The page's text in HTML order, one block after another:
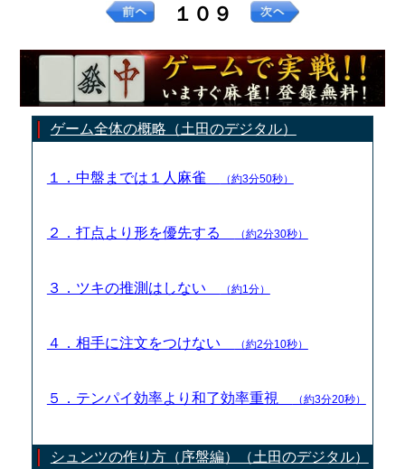
１０９
ゲーム全体の概略（土田のデジタル）
１．中盤までは１人麻雀 （約3分50秒）
２．打点より形を優先する （約2分30秒）
３．ツキの推測はしない （約1分）
４．相手に注文をつけない （約2分10秒）
５．テンパイ効率より和了効率重視 （約3分20秒）
シュンツの作り方（序盤編）（土田のデジタル）